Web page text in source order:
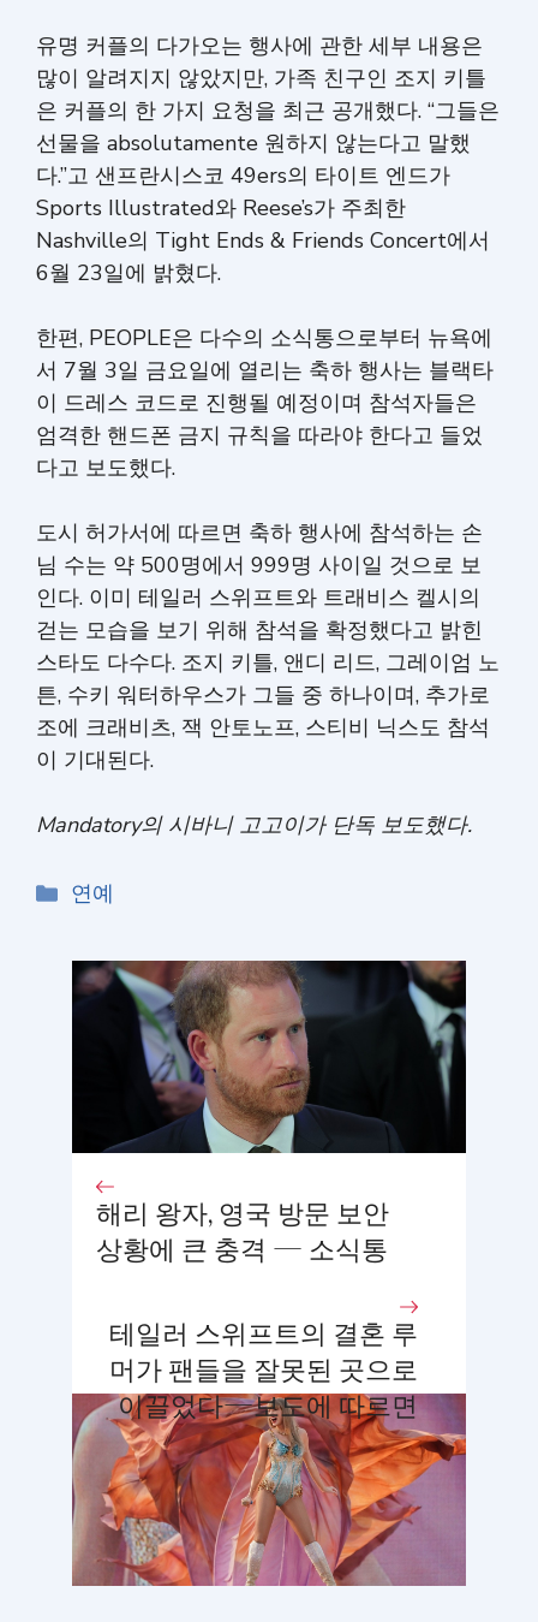
유명 커플의 다가오는 행사에 관한 세부 내용은
많이 알려지지 않았지만, 가족 친구인 조지 키틀
은 커플의 한 가지 요청을 최근 공개했다. “그들은
선물을 absolutamente 원하지 않는다고 말했
다.”고 샌프란시스코 49ers의 타이트 엔드가
Sports Illustrated와 Reese’s가 주최한
Nashville의 Tight Ends & Friends Concert에서
6월 23일에 밝혔다.
한편, PEOPLE은 다수의 소식통으로부터 뉴욕에
서 7월 3일 금요일에 열리는 축하 행사는 블랙타
이 드레스 코드로 진행될 예정이며 참석자들은
엄격한 핸드폰 금지 규칙을 따라야 한다고 들었
다고 보도했다.
도시 허가서에 따르면 축하 행사에 참석하는 손
님 수는 약 500명에서 999명 사이일 것으로 보
인다. 이미 테일러 스위프트와 트래비스 켈시의
걷는 모습을 보기 위해 참석을 확정했다고 밝힌
스타도 다수다. 조지 키틀, 앤디 리드, 그레이엄 노
튼, 수키 워터하우스가 그들 중 하나이며, 추가로
조에 크래비츠, 잭 안토노프, 스티비 닉스도 참석
이 기대된다.
Mandatory의 시바니 고고이가 단독 보도했다.
카
고
리
연예
해리 왕자, 영국 방문 보안
상황에 큰 충격 — 소식통
테일러 스위프트의 결혼 루
머가 팬들을 잘못된 곳으로
이끌었다—보도에 따르면